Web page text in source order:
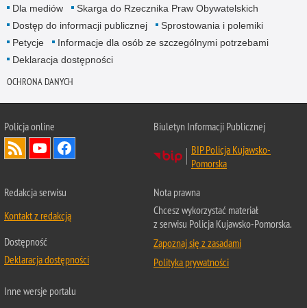
Dla mediów
Skarga do Rzecznika Praw Obywatelskich
Dostęp do informacji publicznej
Sprostowania i polemiki
Petycje
Informacje dla osób ze szczególnymi potrzebami
Deklaracja dostępności
OCHRONA DANYCH
Policja online
Biuletyn Informacji Publicznej
BIP Policja Kujawsko-
Pomorska
Redakcja serwisu
Kontakt z redakcją
Dostępność
Deklaracja dostępności
Nota prawna
Chcesz wykorzystać materiał
z serwisu Policja Kujawsko-Pomorska.
Zapoznaj się z zasadami
Polityka prywatności
Inne wersje portalu